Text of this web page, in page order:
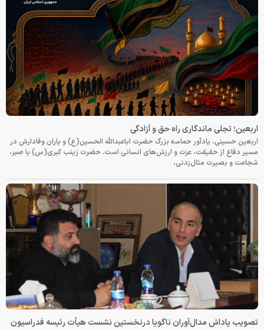
اربعین؛ تجلی ماندگاری راه حق و آزادگی
اربعین حسینی، یادآور حماسه بزرگ حضرت اباعبدالله الحسین(ع) و یاران وفادارش در
مسیر دفاع از حقیقت، عزت و ارزش‌های انسانی است. حضرت زینب کبری(س) با صبر،
شجاعت و بصیرت مثال‌زدنی،
تصویب پاداش مدال‌آوران ناگویا درنخستین نشست هیأت رئیسه فدراسیون